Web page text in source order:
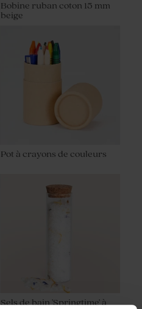
Bobine ruban coton 15 mm
beige
Pot à crayons de couleurs
Sels de bain 'Springtime' à